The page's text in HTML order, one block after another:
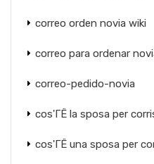
correo orden novia wiki
correo para ordenar
correo-pedido-novia
cos'ГЁ la sposa per
cos'ГЁ una sposa per